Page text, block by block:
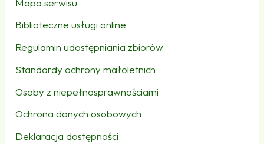
Mapa serwisu
Biblioteczne usługi online
Regulamin udostępniania zbiorów
Standardy ochrony małoletnich
Osoby z niepełnosprawnościami
Ochrona danych osobowych
Deklaracja dostępności